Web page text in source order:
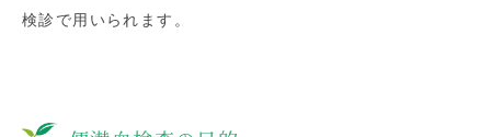
検診で用いられます。